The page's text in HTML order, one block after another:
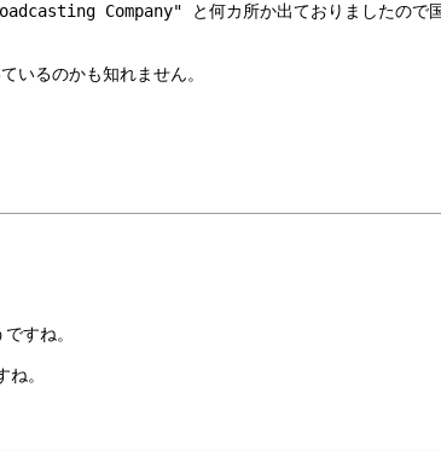
Company" と何カ所か出ておりましたので国
いるのかも知れません。
すね。
。